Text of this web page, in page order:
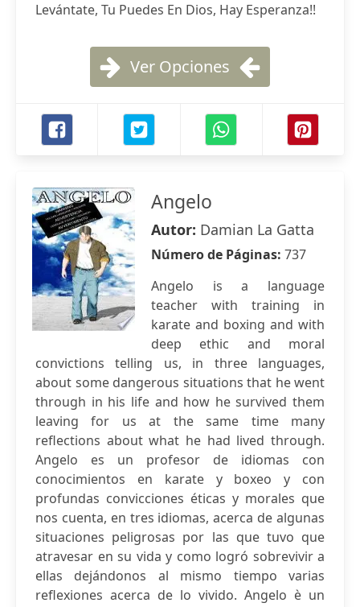
Levántate, Tu Puedes En Dios, Hay Esperanza!!
Ver Opciones
Angelo
Autor: Damian La Gatta
Número de Páginas: 737
Angelo is a language
teacher with training in
karate and boxing and with
deep ethic and moral
convictions telling us, in three languages,
about some dangerous situations that he went
through in his life and how he survived them
leaving for us at the same time many
reflections about what he had lived through.
Angelo es un profesor de idiomas con
conocimientos en karate y boxeo y con
profundas convicciones éticas y morales que
nos cuenta, en tres idiomas, acerca de algunas
situaciones peligrosas por las que tuvo que
atravesar en su vida y como logró sobrevivir a
ellas dejándonos al mismo tiempo varias
reflexiones acerca de lo vivido. Angelo è un